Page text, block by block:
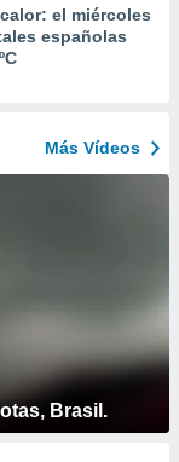
el miércoles
españolas
Más Vídeos
Brasil.